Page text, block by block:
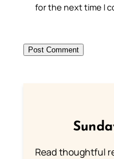
for the next time I
Read thoughtful